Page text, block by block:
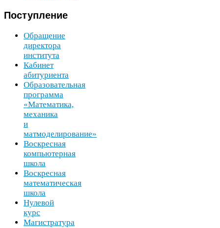
Поступление
Обращение
директора
института
Кабинет
абитуриента
Образовательная
программа
«Математика,
механика
и
матмоделирование»
Воскресная
компьютерная
школа
Воскресная
математическая
школа
Нулевой
курс
Магистратура